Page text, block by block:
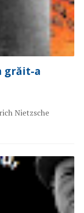
grăit-a
Nietzsche